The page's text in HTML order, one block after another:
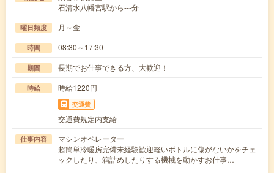
石清水八幡宮駅から---分
曜日頻度 月～金
時間 08:30～17:30
期間 長期でお仕事できる方、大歓迎！
時給 時給1220円
交通費
交通費規定内支給
仕事内容
マシンオペレーター
超簡単冷暖房完備未経験歓迎軽いボトルに傷がないかをチェ
ックしたり、箱詰めしたりする機械を動かすお仕事…